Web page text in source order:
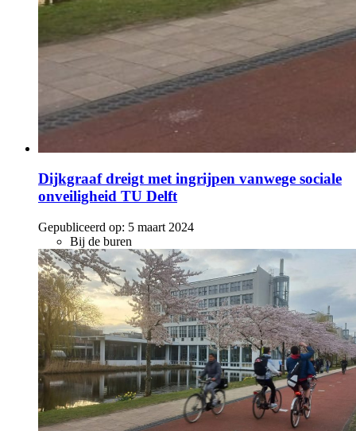
Dijkgraaf dreigt met ingrijpen vanwege sociale
onveiligheid TU Delft
Gepubliceerd op: 5 maart 2024
Bij de buren